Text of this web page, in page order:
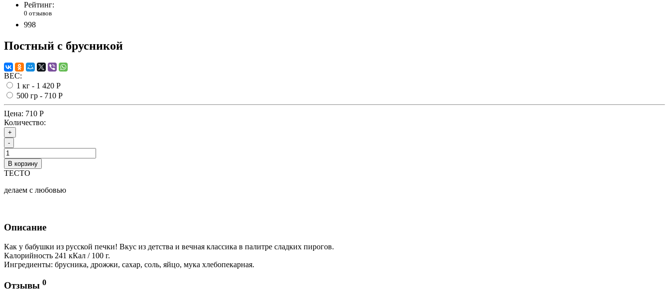
Рейтинг:
0 отзывов
998
Постный с брусникой
ВЕС:
1 кг - 1 420 Р
500 гр - 710 Р
Цена: 710 Р
Количество:
+
-
В корзину
ТЕСТО
делаем с любовью
Описание
Как у бабушки из русской печки! Вкус из детства и вечная классика в палитре сладких пирогов.
Калорийность 241 кКал / 100 г.
Ингредиенты: брусника, дрожжи, сахар, соль, яйцо, мука хлебопекарная.
Отзывы 0